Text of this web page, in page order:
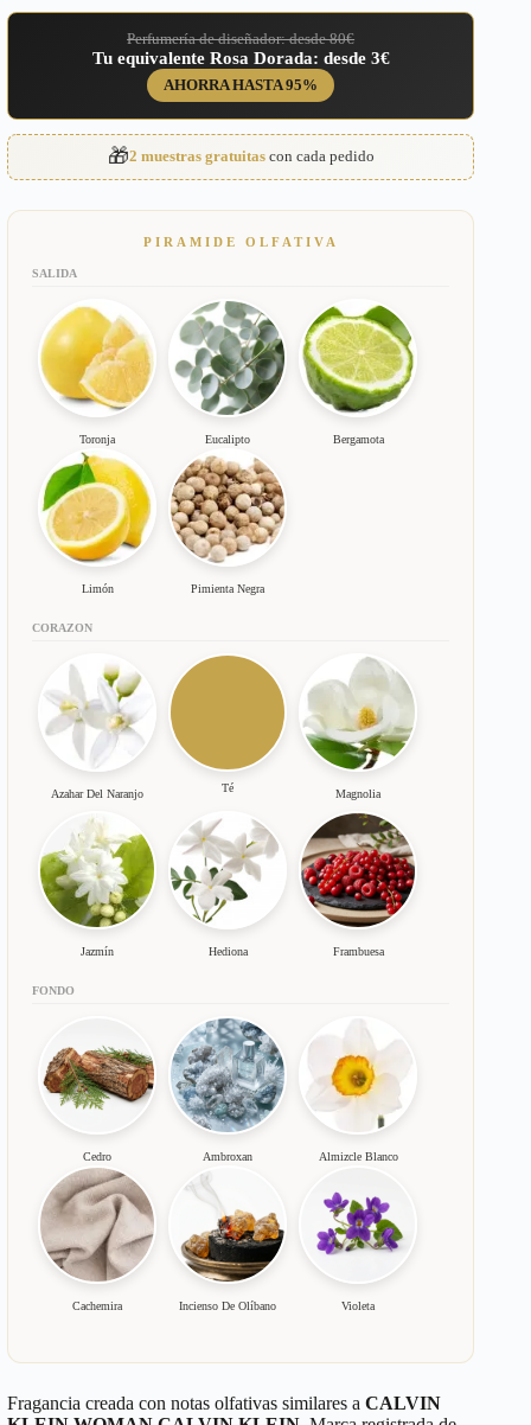
–
Perfumería de diseñador: desde 80€
Tu equivalente Rosa Dorada: desde 3€
AHORRA HASTA 95%
🎁2 muestras gratuitascon cada pedido
PIRAMIDE OLFATIVA
SALIDA
Toronja Eucalipto Bergamota
Limón Pimienta Negra
CORAZON
Azahar Del Naranjo Té Magnolia
Jazmín Hediona Frambuesa
FONDO
Cedro Ambroxan Almizcle Blanco
Cachemira Incienso De Olíbano Violeta
Fragancia creada con notas olfativas similares a CALVIN